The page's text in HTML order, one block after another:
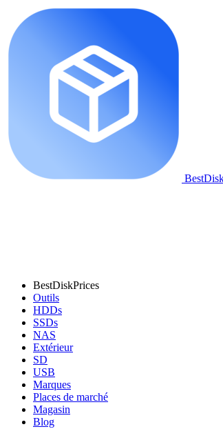
BestDiskPrices
Outils
HDDs
SSDs
NAS
Extérieur
SD
USB
Marques
Places de marché
Magasin
Blog